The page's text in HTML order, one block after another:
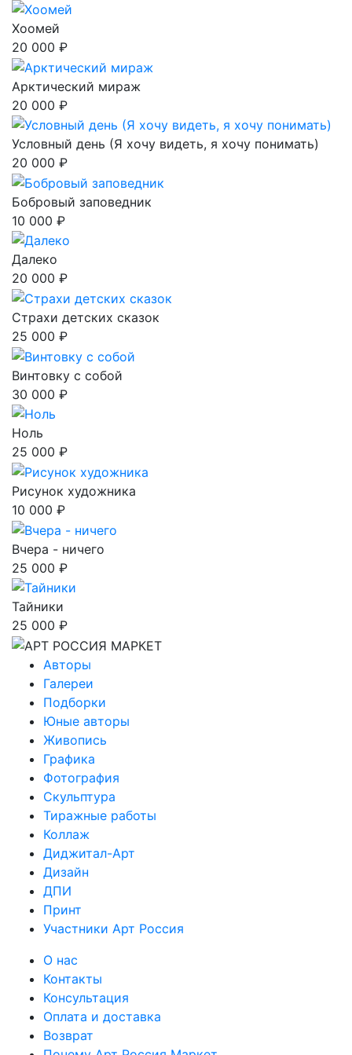
Хоомей
20 000 ₽
Арктический мираж
20 000 ₽
Условный день (Я хочу видеть, я хочу понимать)
20 000 ₽
Бобровый заповедник
10 000 ₽
Далеко
20 000 ₽
Страхи детских сказок
25 000 ₽
Винтовку с собой
30 000 ₽
Ноль
25 000 ₽
Рисунок художника
10 000 ₽
Вчера - ничего
25 000 ₽
Тайники
25 000 ₽
Авторы
Галереи
Подборки
Юные авторы
Живопись
Графика
Фотография
Скульптура
Тиражные работы
Коллаж
Диджитал-Арт
Дизайн
ДПИ
Принт
Участники Арт Россия
О нас
Контакты
Консультация
Оплата и доставка
Возврат